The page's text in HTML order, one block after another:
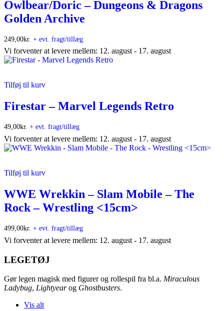
Owlbear/Doric – Dungeons & Dragons
Golden Archive
249,00kr. + evt. fragt/tillæg
Vi forventer at levere mellem: 12. august - 17. august
Tilføj til kurv
Firestar – Marvel Legends Retro
49,00kr. + evt. fragt/tillæg
Vi forventer at levere mellem: 12. august - 17. august
Tilføj til kurv
WWE Wrekkin – Slam Mobile – The
Rock – Wrestling <15cm>
499,00kr. + evt. fragt/tillæg
Vi forventer at levere mellem: 12. august - 17. august
LEGETØJ
Gør legen magisk med figurer og rollespil fra bl.a. Miraculous
Ladybug, Lightyearog Ghostbusters.
Vis alt